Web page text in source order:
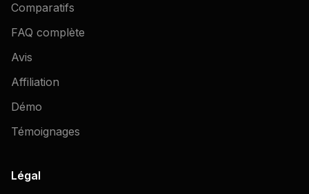
Comparatifs
FAQ complète
Avis
Affiliation
Démo
Témoignages
Légal